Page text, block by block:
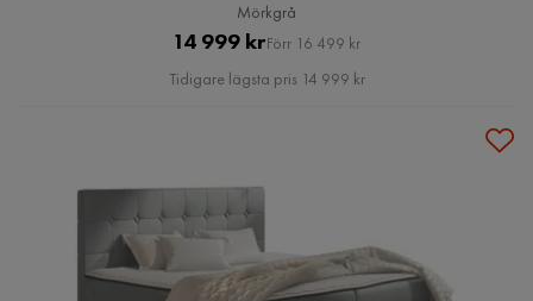
Mörkgrå
Pris
14 999 krOriginal
Pris
Förr 16 499 kr
Tidigare lägsta pris 14 999 kr